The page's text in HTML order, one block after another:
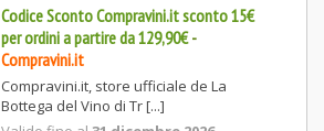
Codice Sconto Compravini.it sconto 15€
per ordini a partire da 129,90€-
Compravini.it
Compravini.it, store ufficiale de La
Bottega del Vino di Tr [...]